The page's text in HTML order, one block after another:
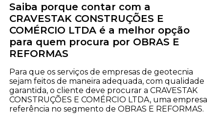
Saiba porque contar com a
CRAVESTAK CONSTRUÇÕES E
COMÉRCIO LTDA é a melhor opção
para quem procura por OBRAS E
REFORMAS
Para que os serviços de empresas de geotecnia
sejam feitos de maneira adequada, com qualidade
garantida, o cliente deve procurar a CRAVESTAK
CONSTRUÇÕES E COMÉRCIO LTDA, uma empresa
referência no segmento de OBRAS E REFORMAS.